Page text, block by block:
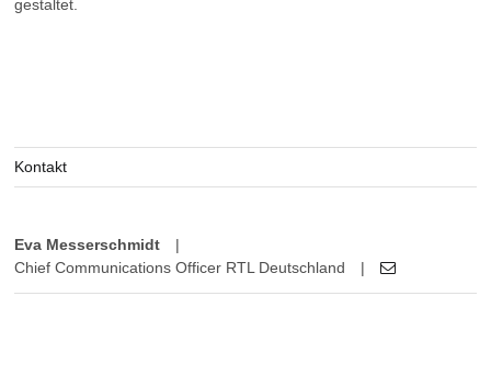
gestaltet.
Kontakt
Eva Messerschmidt
|
Chief Communications Officer RTL Deutschland
|